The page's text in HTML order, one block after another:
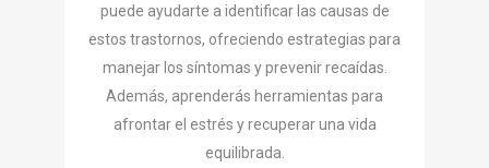
puede ayudarte a identificar las causas de
estos trastornos, ofreciendo estrategias para
manejar los síntomas y prevenir recaídas.
Además, aprenderás herramientas para
afrontar el estrés y recuperar una vida
equilibrada.